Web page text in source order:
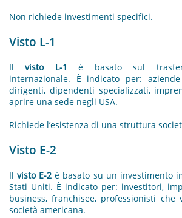
Non richiede investimenti specifici.
Visto L-1
Ilvisto L-1è basato sul
internazionale. È indicato per:
dirigenti, dipendenti specializzati,
aprire una sede negli USA.
Richiede l’esistenza di una struttura
Visto E-2
Ilvisto E-2 è basato su un investimento
Stati Uniti. È indicato per: investitori,
business, franchisee, professionisti che
società americana.